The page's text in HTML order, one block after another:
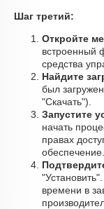
Шаг третий:
Откройте
встроенный
средства
Найдите
был
"Скачать").
Запустите
начать
правах
обеспечение.
времени в